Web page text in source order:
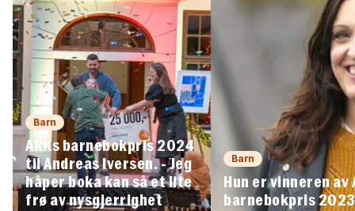
Barn
ARKs barnebokpris 2024
til Andreas Iversen. - Jeg
håper boka kan så et lite
frø av nysgjerrighet
Barn
Hun er vinneren av
barnebokpris 2023